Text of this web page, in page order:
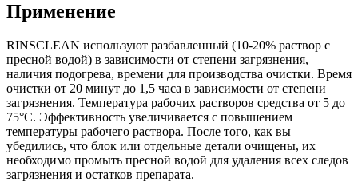
Применение
RINSCLEAN используют разбавленный (10-20% раствор с
пресной водой) в зависимости от степени загрязнения,
наличия подогрева, времени для производства очистки. Время
очистки от 20 минут до 1,5 часа в зависимости от степени
загрязнения. Температура рабочих растворов средства от 5 до
75°С. Эффективность увеличивается с повышением
температуры рабочего раствора. После того, как вы
убедились, что блок или отдельные детали очищены, их
необходимо промыть пресной водой для удаления всех следов
загрязнения и остатков препарата.